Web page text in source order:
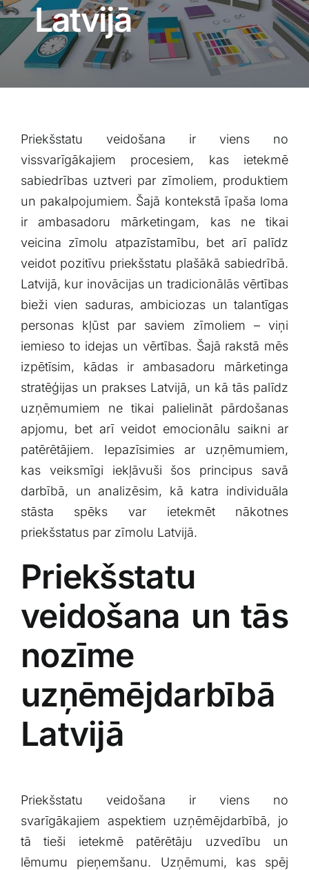
Blogs
Attēlu galerija
Par mums
Vakances
Kontakti
Klientu portāls
English
Latvijā
Priekšstatu veidošana ir viens no
vissvarīgākajiem procesiem, kas ietekmē
sabiedrības uztveri par ​zīmoliem, produktiem
un pakalpojumiem. Šajā kontekstā īpaša loma‍
ir ambasadoru mārketingam, kas ⁢ne tikai
⁤veicina zīmolu atpazīstamību, bet arī palīdz
veidot pozitīvu priekšstatu‍ plašākā sabiedrībā.
Latvijā, kur inovācijas‍ un⁢ tradicionālās vērtības
bieži‍ vien‍ saduras, ambiciozas un talantīgas
personas kļūst par ⁤saviem zīmoliem – viņi
iemieso to ‍idejas un vērtības. Šajā rakstā mēs
izpētīsim, kādas ⁤ir ambasadoru mārketinga
⁤stratēģijas un prakses Latvijā, un kā tās palīdz⁢
uzņēmumiem‌ ne ‌tikai palielināt pārdošanas
apjomu, bet arī veidot‍ emocionālu saikni ‍ar
patērētājiem. Iepazīsimies ar uzņēmumiem,
kas‍ veiksmīgi iekļāvuši šos principus savā
darbībā, un analizēsim, kā katra individuāla
stāsta spēks var ietekmēt nākotnes
priekšstatus ⁢par zīmolu⁢ Latvijā.
Priekšstatu
veidošana un ⁣tās
nozīme
uzņēmējdarbībā
Latvijā
Priekšstatu ⁢veidošana ir ​viens no
svarīgākajiem‍ aspektiem uzņēmējdarbībā, jo
tā⁢ tieši ietekmē patērētāju ​uzvedību un
lēmumu pieņemšanu. Uzņēmumi, kas spēj